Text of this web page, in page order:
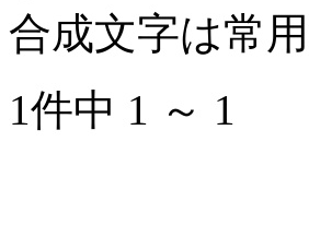
合成文字は常
1件中 1 ～ 1